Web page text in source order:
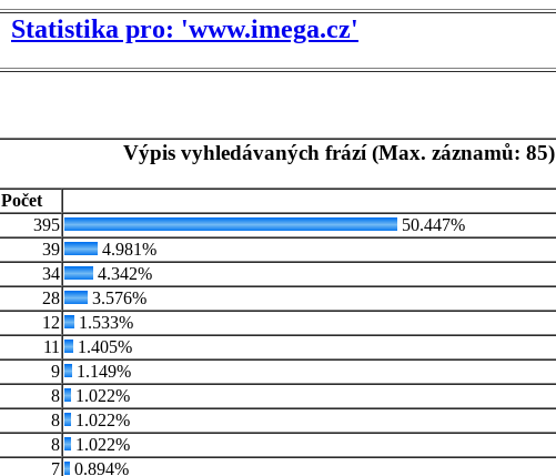
Statistika pro: 'www.imega.cz'
Výpis vyhledávaných frází (Max. záznamů: 85)
Počet
395
50.447%
39
4.981%
34
4.342%
28
3.576%
12
1.533%
11
1.405%
9
1.149%
8
1.022%
8
1.022%
8
1.022%
7
0.894%